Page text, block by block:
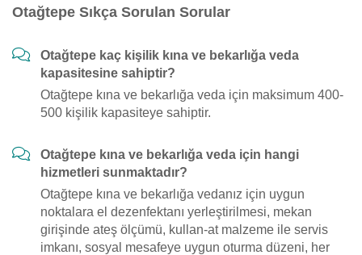
Otağtepe Sıkça Sorulan Sorular
Otağtepe kaç kişilik kına ve bekarlığa veda
kapasitesine sahiptir?
Otağtepe kına ve bekarlığa veda için maksimum 400-
500 kişilik kapasiteye sahiptir.
Otağtepe kına ve bekarlığa veda için hangi
hizmetleri sunmaktadır?
Otağtepe kına ve bekarlığa vedanız için uygun
noktalara el dezenfektanı yerleştirilmesi, mekan
girişinde ateş ölçümü, kullan-at malzeme ile servis
imkanı, sosyal mesafeye uygun oturma düzeni, her